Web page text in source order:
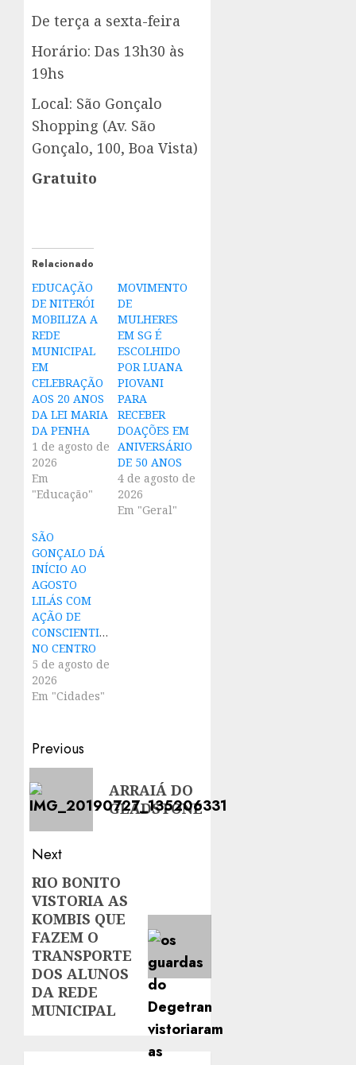
De terça a sexta-feira
Horário: Das 13h30 às
19hs
Local: São Gonçalo
Shopping (Av. São
Gonçalo, 100, Boa Vista)
Gratuito
Relacionado
EDUCAÇÃO
DE NITERÓI
MOBILIZA A
REDE
MUNICIPAL
EM
CELEBRAÇÃO
AOS 20 ANOS
DA LEI MARIA
DA PENHA
1 de agosto de
2026
Em
"Educação"
MOVIMENTO
DE
MULHERES
EM SG É
ESCOLHIDO
POR LUANA
PIOVANI
PARA
RECEBER
DOAÇÕES EM
ANIVERSÁRIO
DE 50 ANOS
4 de agosto de
2026
Em "Geral"
SÃO
GONÇALO DÁ
INÍCIO AO
AGOSTO
LILÁS COM
AÇÃO DE
CONSCIENTIZAÇÃO
NO CENTRO
5 de agosto de
2026
Em "Cidades"
Post
navigation
Previous
Previous
post:
ARRAIÁ DO
GLADSTONE
Next
Next
post:
RIO BONITO
VISTORIA AS
KOMBIS QUE
FAZEM O
TRANSPORTE
DOS ALUNOS
DA REDE
MUNICIPAL